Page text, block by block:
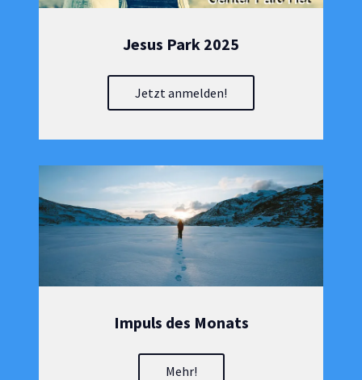
Jesus Park 2025
Jetzt anmelden!
Impuls des Monats
Mehr!